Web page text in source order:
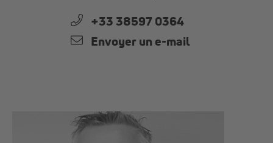
+33 38597 0364
Envoyer un e-mail